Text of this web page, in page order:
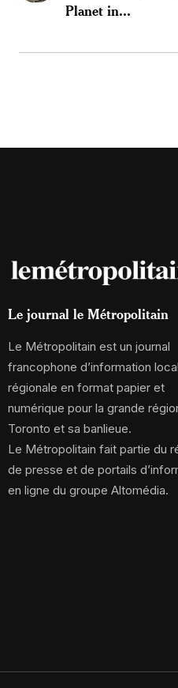
Planet in...
Le journal le Métropolitain
Le Métropolitain est un journal
francophone d’information
régionale en format papier et
numérique pour la grande
Toronto et sa banlieue.
Le Métropolitain fait partie du
de presse et de portails
en ligne du groupe Altomédia.